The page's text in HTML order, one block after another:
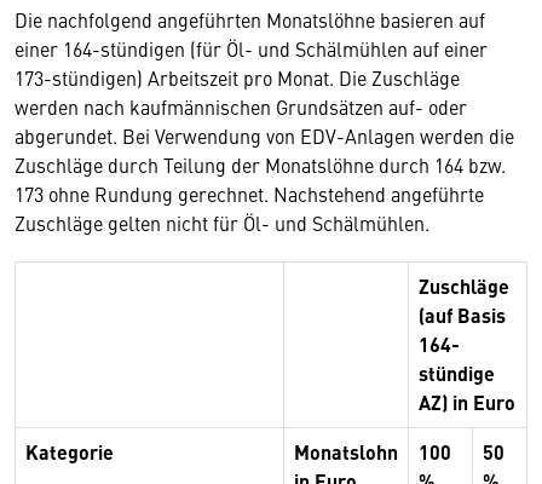
Die nachfolgend angeführten Monatslöhne basieren auf
einer 164-stündigen (für Öl- und Schälmühlen auf einer
173-stündigen) Arbeitszeit pro Monat. Die Zuschläge
werden nach kaufmännischen Grundsätzen auf- oder
abgerundet. Bei Verwendung von EDV-Anlagen werden die
Zuschläge durch Teilung der Monatslöhne durch 164 bzw.
173 ohne Rundung gerechnet. Nachstehend angeführte
Zuschläge gelten nicht für Öl- und Schälmühlen.
Zuschläge
(auf Basis
164-
stündige
AZ) in Euro
Kategorie
Monatslohn
100
50